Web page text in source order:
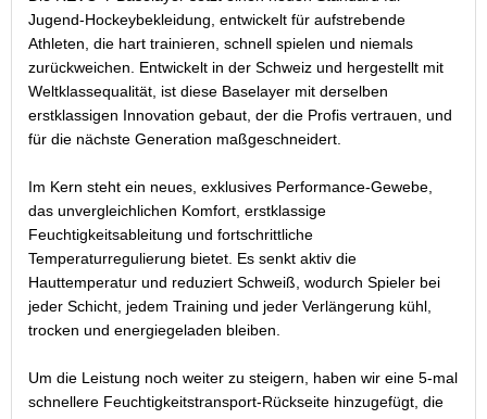
Jugend-Hockeybekleidung, entwickelt für aufstrebende
Athleten, die hart trainieren, schnell spielen und niemals
zurückweichen. Entwickelt in der Schweiz und hergestellt mit
Weltklassequalität, ist diese Baselayer mit derselben
erstklassigen Innovation gebaut, der die Profis vertrauen, und
für die nächste Generation maßgeschneidert.
Im Kern steht ein neues, exklusives Performance-Gewebe,
das unvergleichlichen Komfort, erstklassige
Feuchtigkeitsableitung und fortschrittliche
Temperaturregulierung bietet. Es senkt aktiv die
Hauttemperatur und reduziert Schweiß, wodurch Spieler bei
jeder Schicht, jedem Training und jeder Verlängerung kühl,
trocken und energiegeladen bleiben.
Um die Leistung noch weiter zu steigern, haben wir eine 5-mal
schnellere Feuchtigkeitstransport-Rückseite hinzugefügt, die